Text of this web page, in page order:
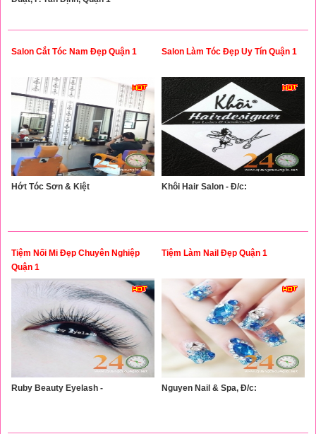
Salon Cắt Tóc Nam Đẹp Quận 1
Hớt Tóc Sơn & Kiệt
Salon Làm Tóc Đẹp Uy Tín Quận 1
Khôi Hair Salon - Đ/c:
Tiệm Nối Mi Đẹp Chuyên Nghiệp
Quận 1
Ruby Beauty Eyelash -
Tiệm Làm Nail Đẹp Quận 1
Nguyen Nail & Spa, Đ/c: